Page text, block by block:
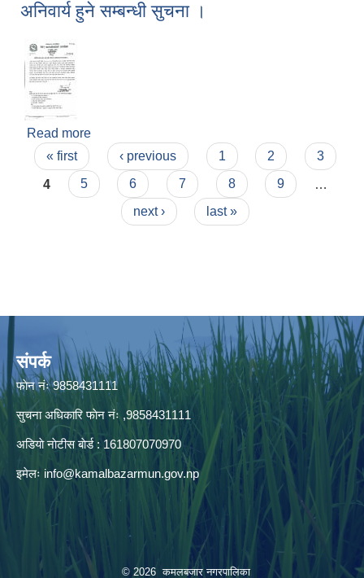
अनिवार्य हुने सम्बन्धी सुचना ।
Read more
अनिवार्य हुने सम्बन्धी सुचना ।
Pages
« first ‹ previous 1 2
3
4
5 6 7 8 9
next ›
last »
संपर्क
फाेन नंः 9858431111
सुचना अधिकारि फाेन नंः ,9858431111
अडियाे नाेटीस बाेर्ड : 161807070970
इमेलः info@kamalbazarmun.gov.np
© 2026 कमलबजार नगरपालिका